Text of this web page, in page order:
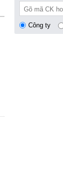
Công ty